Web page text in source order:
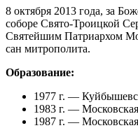
8 октября 2013 года, за
соборе Свято-Троицкой
Святейшим Патриархом
сан митрополита.
Образование:
1977 г. —
1983 г. —
1987 г. —